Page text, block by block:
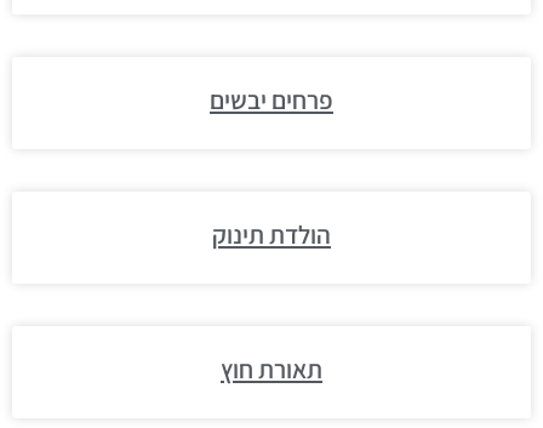
פרחים יבשים
הולדת תינוק
תאורת חוץ